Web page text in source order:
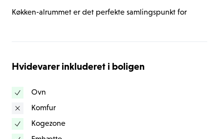
Køkken-alrummet er det perfekte samlingspunkt for
hvide fronter og stål håndtag, der giver det et stilfuldt
skaber et rent og lyst udtryk. Der er masser af plads til at
samvær og hygge.
Det veludstyrede køkken har alle hvidevarer, som gør det
nemt at tilberede lækre måltider. Her er alt, hvad du
Hvidevarer inkluderet i boligen
Ovn
Komfur
Kogezone